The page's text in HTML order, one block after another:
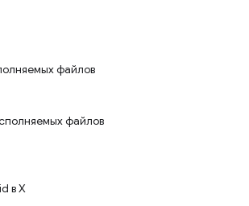
файлов
файлов
в X